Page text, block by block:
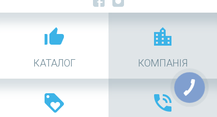
thumb_up_alt
КАТАЛОГ
location_city
КОМПАНІЯ
loyalty phone_in_talk